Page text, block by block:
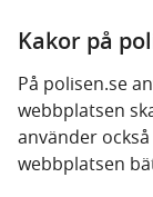
Kakor på
På polisen.se
webbplatsen
använder
webbplatsen